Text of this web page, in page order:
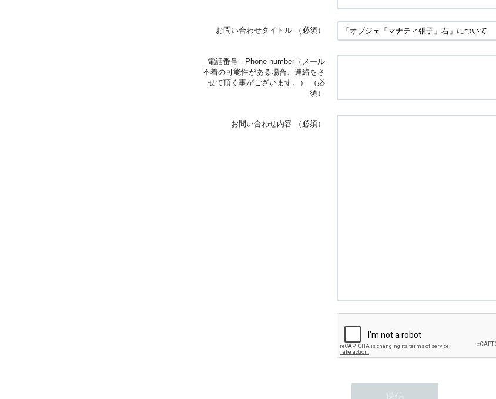
お問い合わせタイトル （必須）
電話番号 - Phone number（メール
不着の可能性がある場合、連絡をさ
せて頂く事がございます。）
（必
須）
お問い合わせ内容 （必須）